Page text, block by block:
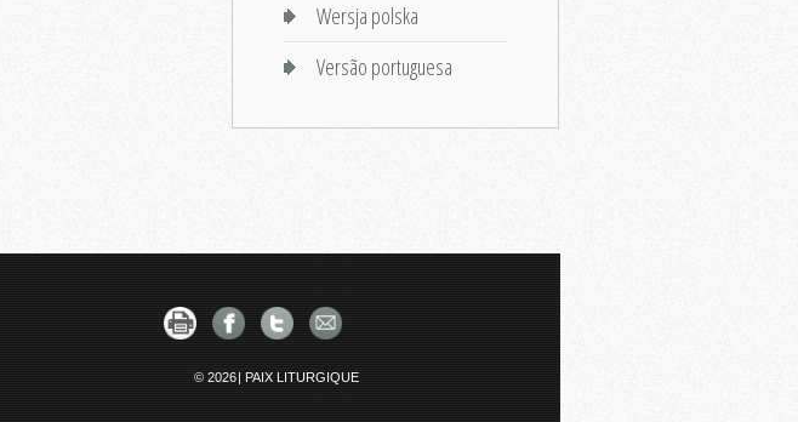
Wersja polska
Versão portuguesa
© 2026 | PAIX LITURGIQUE